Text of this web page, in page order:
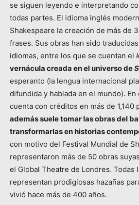
se siguen leyendo e interpretando
todas partes. El idioma inglés
Shakespeare la creación de más de
frases. Sus obras han sido
idiomas, entre los que se cuentan el
vernácula creada en el universo de
esperanto (la lengua internacional
difundida y hablada en el mundo).
cuenta con créditos en más de 1,140
además suele tomar las obras del
transformarlas en historias
con motivo del Festival Mundial de
representaron más de 50 obras
el Global Theatre de Londres. Todas
representan prodigiosas hazañas
vivió hace más de 400 años.